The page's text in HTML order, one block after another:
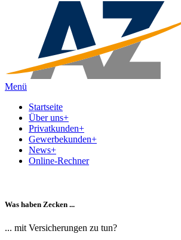
Menü
Startseite
Über uns+
Privatkunden+
Gewerbekunden+
News+
Online-Rechner
Was haben Zecken ...
... mit Versicherungen zu tun?